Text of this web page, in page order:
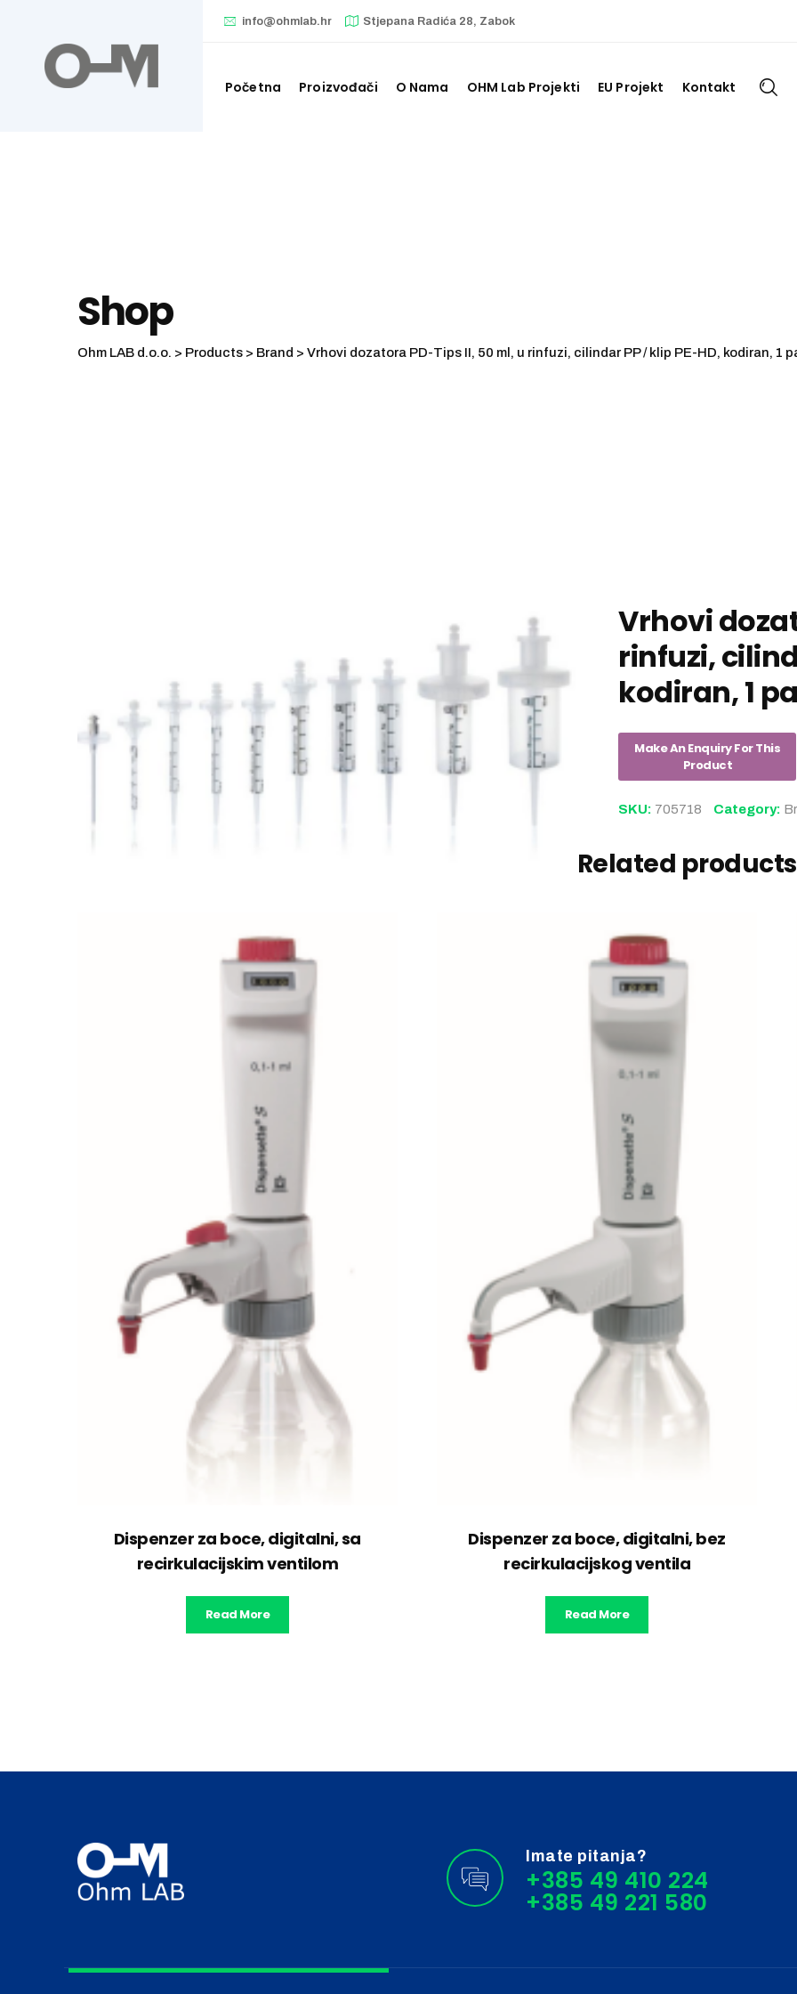
content
info@ohmlab.hr Stjepana Radića 28, Zabok
Početna Proizvođači O Nama OHM Lab Projekti EU Projekt Kontakt
Shop
Ohm LAB d.o.o. > Products > Brand > Vrhovi dozatora PD-Tips II, 50 ml, u rinfuzi, cilindar PP / klip PE-HD, kodiran, 1
Vrhovi
rinfuzi,
kodiran, 1
SKU: 705718 Category:
Related products
Dispenzer za boce, digitalni, sa
recirkulacijskim ventilom
Read More
Dispenzer za boce, digitalni, bez
recirkulacijskog ventila
Read More
Imate pitanja?
+385 49 410 224